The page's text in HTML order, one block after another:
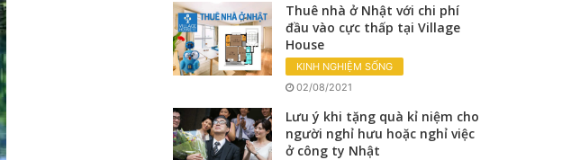
Thuê nhà ở Nhật với chi phí
đầu vào cực thấp tại Village
House
KINH NGHIỆM SỐNG
02/08/2021
Lưu ý khi tặng quà kỉ niệm cho
người nghỉ hưu hoặc nghỉ việc
ở công ty Nhật